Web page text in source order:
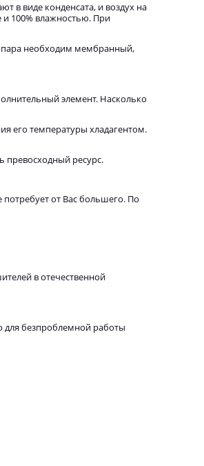
в виде конденсата, и воздух на
100% влажностью. При
пара необходим мембранный,
элемент. Насколько
его температуры хладагентом.
превосходный ресурс.
от Вас большего. По
в отечественной
для безпроблемной работы